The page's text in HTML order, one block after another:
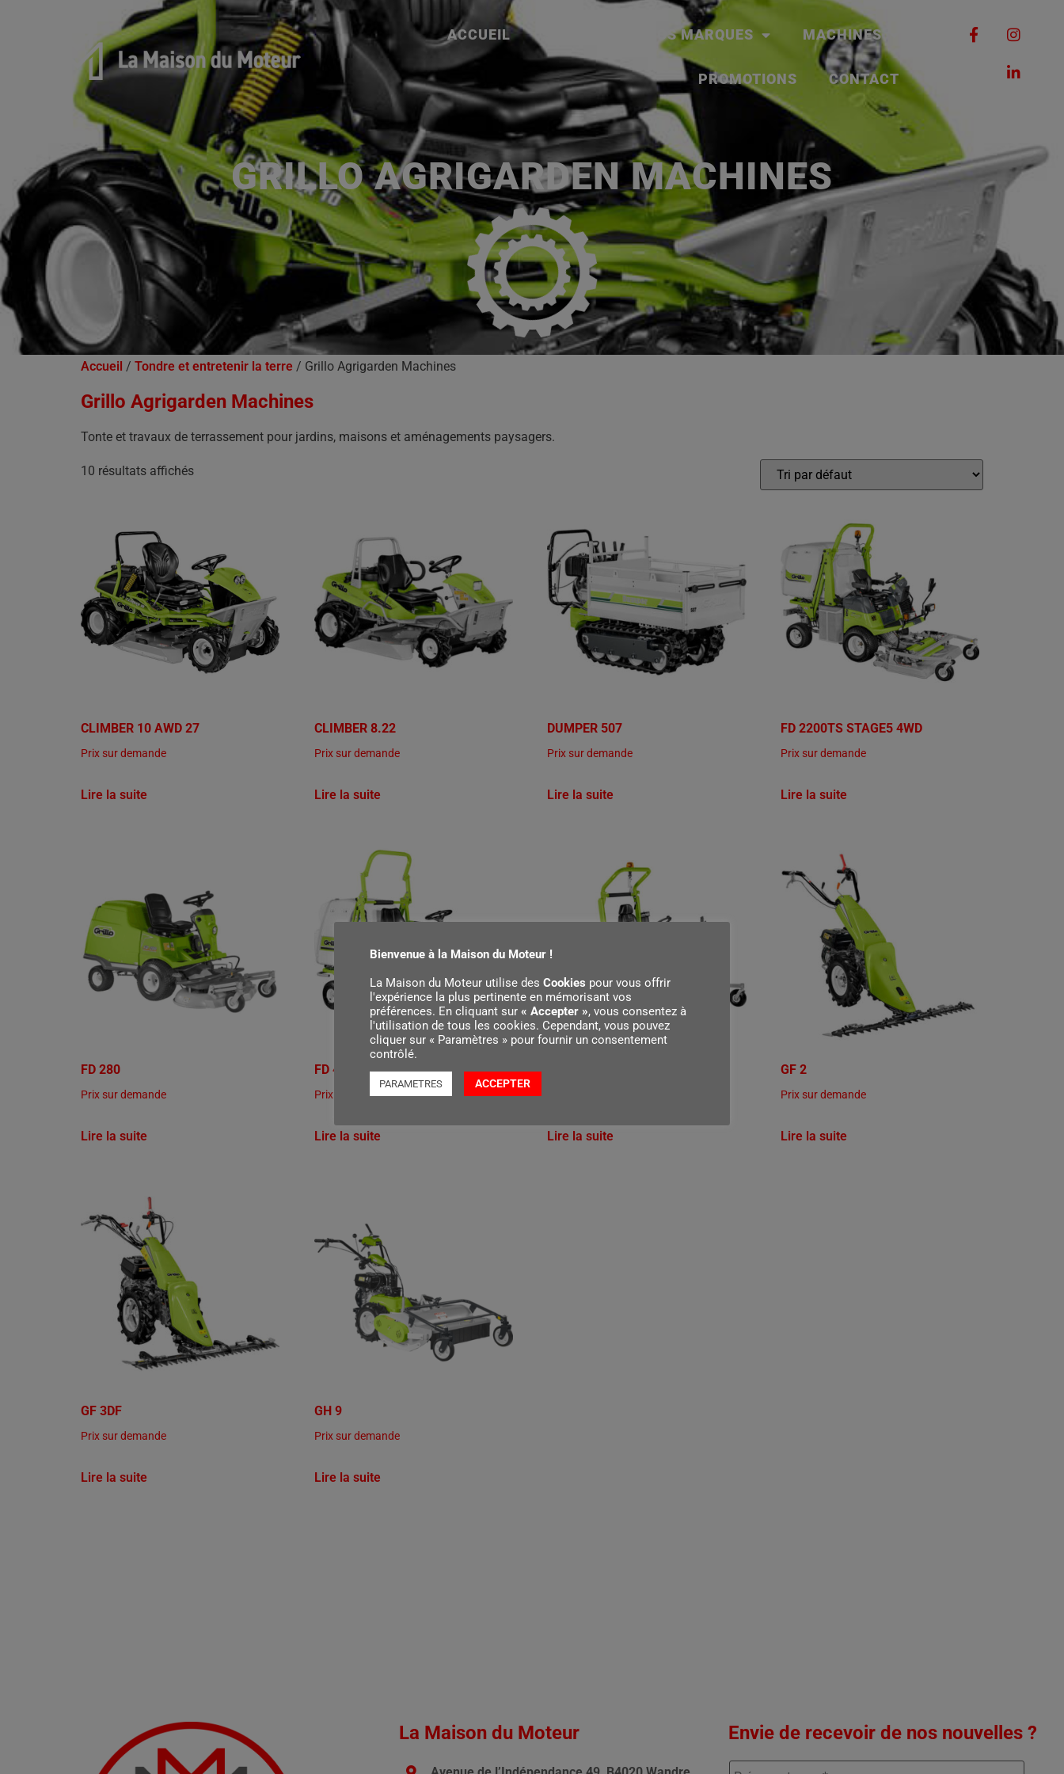
ACCUEIL NOS MARQUES MACHINES
PROMOTIONS CONTACT
GRILLO AGRIGARDEN MACHINES
Accueil / Tondre et entretenir la terre / Grillo Agrigarden Machines
Grillo Agrigarden Machines
Tonte et travaux de terrassement pour jardins, maisons et aménagements paysagers.
10 résultats affichés
CLIMBER 10 AWD 27
Prix sur demande
Lire la suite
CLIMBER 8.22
Prix sur demande
Lire la suite
DUMPER 507
Prix sur demande
Lire la suite
FD 2200TS STAGE5 4WD
Prix sur demande
Lire la suite
FD 280
Prix sur demande
Lire la suite
FD 450
Prix sur demande
Lire la suite Lire la suite
GF 2
Prix sur demande
Lire la suite
GF 3DF
Prix sur demande
Lire la suite
GH 9
Prix sur demande
Lire la suite
La Maison du Moteur Envie de recevoir de nos nouvelles ?
Bienvenue à la Maison du Moteur !
La Maison du Moteur utilise des Cookies pour vous offrir
l'expérience la plus pertinente en mémorisant vos
préférences. En cliquant sur « Accepter », vous consentez à
l'utilisation de tous les cookies. Cependant, vous pouvez
cliquer sur « Paramètres » pour fournir un consentement
contrôlé.
PARAMETRES ACCEPTER